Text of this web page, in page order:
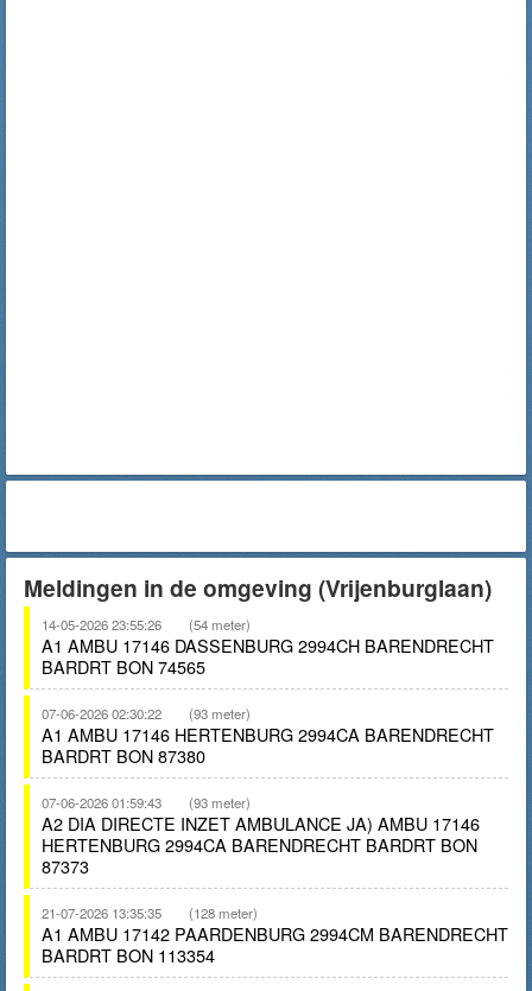
Meldingen in de omgeving (Vrijenburglaan)
14-05-2026 23:55:26 (54 meter)
A1 AMBU 17146 DASSENBURG 2994CH BARENDRECHT
BARDRT BON 74565
07-06-2026 02:30:22 (93 meter)
A1 AMBU 17146 HERTENBURG 2994CA BARENDRECHT
BARDRT BON 87380
07-06-2026 01:59:43 (93 meter)
A2 DIA DIRECTE INZET AMBULANCE JA) AMBU 17146
HERTENBURG 2994CA BARENDRECHT BARDRT BON
87373
21-07-2026 13:35:35 (128 meter)
A1 AMBU 17142 PAARDENBURG 2994CM BARENDRECHT
BARDRT BON 113354